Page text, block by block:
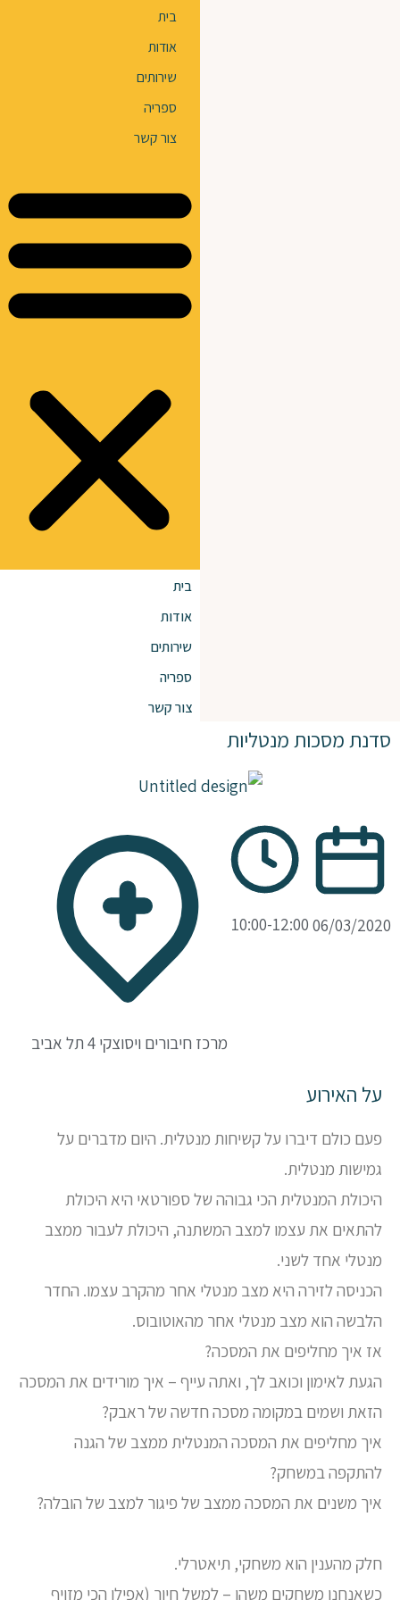
בית
אודות
שירותים
ספריה
צור קשר
בית
אודות
שירותים
ספריה
צור קשר
סדנת מסכות מנטליות
06/03/2020
10:00-12:00
מרכז חיבורים ויסוצקי 4 תל אביב
על האירוע
פעם כולם דיברו על קשיחות מנטלית. היום מדברים על
גמישות מנטלית.
היכולת המנטלית הכי גבוהה של ספורטאי היא היכולת
להתאים את עצמו למצב המשתנה, היכולת לעבור ממצב
מנטלי אחד לשני.
הכניסה לזירה היא מצב מנטלי אחר מהקרב עצמו. החדר
הלבשה הוא מצב מנטלי אחר מהאוטובוס.
אז איך מחליפים את המסכה?
הגעת לאימון וכואב לך, ואתה עייף – איך מורידים את המסכה
הזאת ושמים במקומה מסכה חדשה של ראבק?
איך מחליפים את המסכה המנטלית ממצב של הגנה
להתקפה במשחק?
איך משנים את המסכה ממצב של פיגור למצב של הובלה?
חלק מהענין הוא משחקי, תיאטרלי.
כשאנחנו משחקים משהו – למשל חיוך (אפילו הכי מזויף